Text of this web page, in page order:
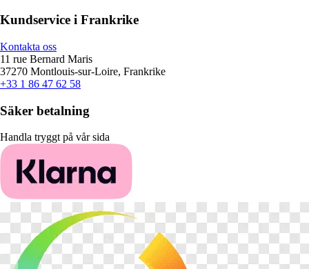
Kundservice i Frankrike
Kontakta oss
11 rue Bernard Maris
37270 Montlouis-sur-Loire, Frankrike
+33 1 86 47 62 58
Säker betalning
Handla tryggt på vår sida